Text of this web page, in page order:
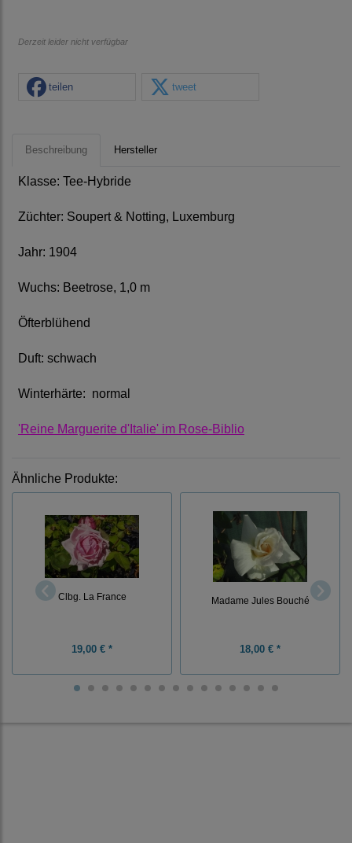
Derzeit leider nicht verfügbar
teilen tweet
Beschreibung Hersteller
Klasse: Tee-Hybride
Züchter: Soupert & Notting, Luxemburg
Jahr: 1904
Wuchs: Beetrose, 1,0 m
Öfterblühend
Duft: schwach
Winterhärte: normal
'Reine Marguerite d'Italie' im Rose-Biblio
Ähnliche Produkte:
Clbg. La France
19,00 € *
Madame Jules Bouché
18,00 € *